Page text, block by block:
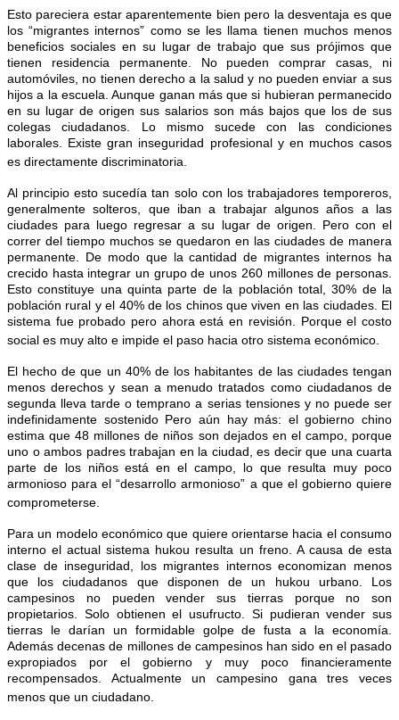
Esto pareciera estar aparentemente bien pero la desventaja es que
los “migrantes internos” como se les llama tienen muchos menos
beneficios sociales en su lugar de trabajo que sus prójimos que
tienen residencia permanente. No pueden comprar casas, ni
automóviles, no tienen derecho a la salud y no pueden enviar a sus
hijos a la escuela. Aunque ganan más que si hubieran permanecido
en su lugar de origen sus salarios son más bajos que los de sus
colegas ciudadanos. Lo mismo sucede con las condiciones
laborales. Existe gran inseguridad profesional y en muchos casos
es directamente discriminatoria.
Al principio esto sucedía tan solo con los trabajadores temporeros,
generalmente solteros, que iban a trabajar algunos años a las
ciudades para luego regresar a su lugar de origen. Pero con el
correr del tiempo muchos se quedaron en las ciudades de manera
permanente. De modo que la cantidad de migrantes internos ha
crecido hasta integrar un grupo de unos 260 millones de personas.
Esto constituye una quinta parte de la población total, 30% de la
población rural y el 40% de los chinos que viven en las ciudades. El
sistema fue probado pero ahora está en revisión. Porque el costo
social es muy alto e impide el paso hacia otro sistema económico.
El hecho de que un 40% de los habitantes de las ciudades tengan
menos derechos y sean a menudo tratados como ciudadanos de
segunda lleva tarde o temprano a serias tensiones y no puede ser
indefinidamente sostenido Pero aún hay más: el gobierno chino
estima que 48 millones de niños son dejados en el campo, porque
uno o ambos padres trabajan en la ciudad, es decir que una cuarta
parte de los niños está en el campo, lo que resulta muy poco
armonioso para el “desarrollo armonioso” a que el gobierno quiere
comprometerse.
Para un modelo económico que quiere orientarse hacia el consumo
interno el actual sistema hukou resulta un freno. A causa de esta
clase de inseguridad, los migrantes internos economizan menos
que los ciudadanos que disponen de un hukou urbano. Los
campesinos no pueden vender sus tierras porque no son
propietarios. Solo obtienen el usufructo. Si pudieran vender sus
tierras le darían un formidable golpe de fusta a la economía.
Además decenas de millones de campesinos han sido en el pasado
expropiados por el gobierno y muy poco financieramente
recompensados. Actualmente un campesino gana tres veces
menos que un ciudadano.